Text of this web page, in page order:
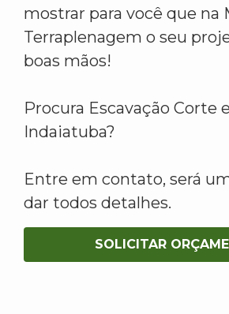
mostrar para você que na
Terraplenagem o seu
boas mãos!
Procura Escavação Corte
Indaiatuba?
Entre em contato, será
dar todos detalhes.
SOLICITAR